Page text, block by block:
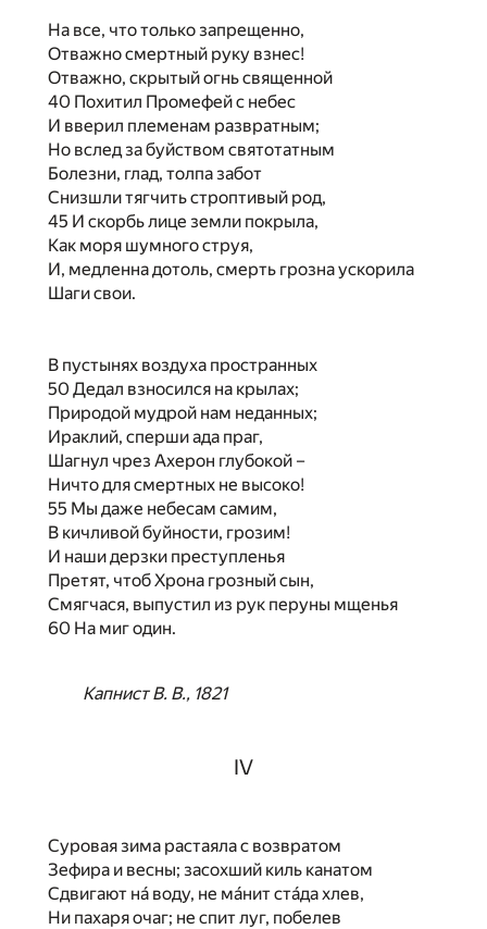
На все, что только запрещенно,
Отважно смертный руку взнес!
Отважно, скрытый огнь священной
40 Похитил Промефей с небес
И вверил племенам развратным;
Но вслед за буйством святотатным
Болезни, глад, толпа забот
Снизшли тягчить строптивый род,
45 И скорбь лице земли покрыла,
Как моря шумного струя,
И, медленна дотоль, смерть грозна ускорила
Шаги свои.
В пустынях воздуха пространных
50 Дедал взносился на крылах;
Природой мудрой нам неданных;
Ираклий, сперши ада праг,
Шагнул чрез Ахерон глубокой –
Ничто для смертных не высоко!
55 Мы даже небесам самим,
В кичливой буйности, грозим!
И наши дерзки преступленья
Претят, чтоб Хрона грозный сын,
Смягчася, выпустил из рук перуны мщенья
60 На миг один.
Капнист В. В., 1821
IV
Суровая зима растаяла с возвратом
Зефира и весны; засохший киль канатом
Сдвигают нá воду, не мáнит стáда хлев,
Ни пахаря очаг; не спит луг, побелев